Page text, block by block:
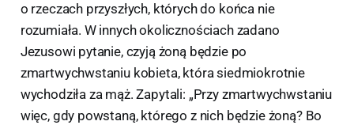
o rzeczach przyszłych, których do końca nie
rozumiała. W innych okolicznościach zadano
Jezusowi pytanie, czyją żoną będzie po
zmartwychwstaniu kobieta, która siedmiokrotnie
wychodziła za mąż. Zapytali: „Przy zmartwychwstaniu
więc, gdy powstaną, którego z nich będzie żoną? Bo